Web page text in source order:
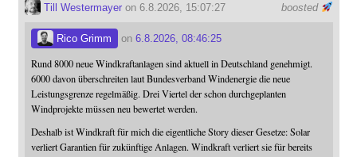
boosted
Till Westermayeron 6.8.2026, 15:07:27
Rico Grimm on 6.8.2026, 08:46:25
Rund 8000 neue Windkraftanlagen sind aktuell in Deutschland genehmigt.
6000 davon überschreiten laut Bundesverband Windenergie die neue
Leistungsgrenze regelmäßig. Drei Viertel der schon durchgeplanten
Windprojekte müssen neu bewertet werden.
Deshalb ist Windkraft für mich die eigentliche Story dieser Gesetze: Solar
verliert Garantien für zukünftige Anlagen. Windkraft verliert sie für bereits